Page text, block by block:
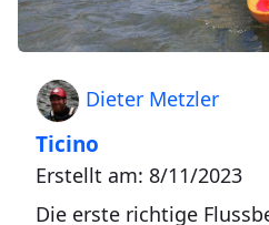
Dieter Metzler
Ticino
Erstellt am: 8/11/2023
Die erste richtige